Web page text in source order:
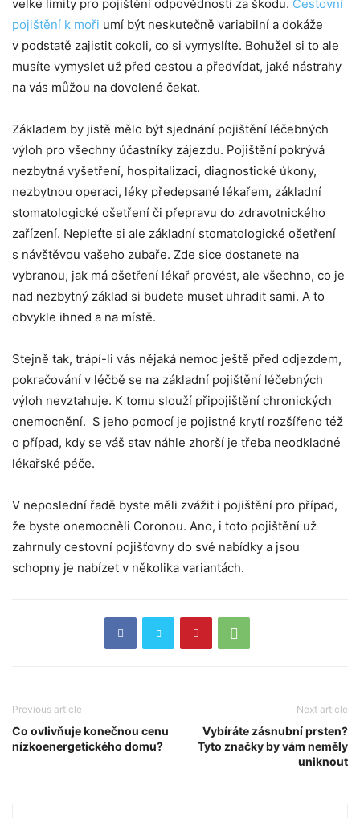
velké limity pro pojištění odpovědnosti za škodu. Cestovní
pojištění k moři umí být neskutečně variabilní a dokáže
v podstatě zajistit cokoli, co si vymyslíte. Bohužel si to ale
musíte vymyslet už před cestou a předvídat, jaké nástrahy
na vás můžou na dovolené čekat.
Základem by jistě mělo být sjednání pojištění léčebných
výloh pro všechny účastníky zájezdu. Pojištění pokrývá
nezbytná vyšetření, hospitalizaci, diagnostické úkony,
nezbytnou operaci, léky předepsané lékařem, základní
stomatologické ošetření či přepravu do zdravotnického
zařízení. Nepleťte si ale základní stomatologické ošetření
s návštěvou vašeho zubaře. Zde sice dostanete na
vybranou, jak má ošetření lékař provést, ale všechno, co je
nad nezbytný základ si budete muset uhradit sami. A to
obvykle ihned a na místě.
Stejně tak, trápí-li vás nějaká nemoc ještě před odjezdem,
pokračování v léčbě se na základní pojištění léčebných
výloh nevztahuje. K tomu slouží připojištění chronických
onemocnění. S jeho pomocí je pojistné krytí rozšířeno též
o případ, kdy se váš stav náhle zhorší je třeba neodkladné
lékařské péče.
V neposlední řadě byste měli zvážit i pojištění pro případ,
že byste onemocněli Coronou. Ano, i toto pojištění už
zahrnuly cestovní pojišťovny do své nabídky a jsou
schopny je nabízet v několika variantách.
Previous article
Co ovlivňuje konečnou cenu
nízkoenergetického domu?
Next article
Vybíráte zásnubní prsten?
Tyto značky by vám neměly
uniknout